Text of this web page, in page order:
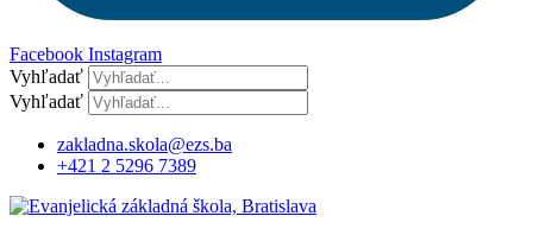
Facebook Instagram
Vyhľadať
Vyhľadať
zakladna.skola@ezs.ba
+421 2 5296 7389